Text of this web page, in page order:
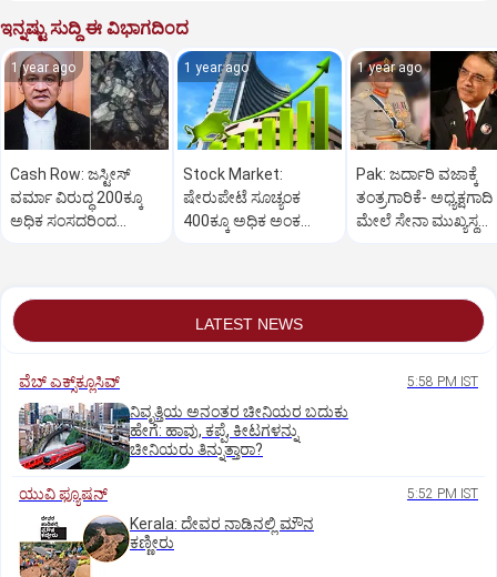
ಇನ್ನಷ್ಟು ಸುದ್ದಿ ಈ ವಿಭಾಗದಿಂದ
1 year ago
Cash Row: ಜಸ್ಟೀಸ್‌
ವರ್ಮಾ ವಿರುದ್ಧ 200ಕ್ಕೂ
ಅಧಿಕ ಸಂಸದರಿಂದ
1 year ago
Stock Market:
ಷೇರುಪೇಟೆ ಸೂಚ್ಯಂಕ
400ಕ್ಕೂ ಅಧಿಕ ಅಂಕ
1 year ago
Pak: ಜರ್ದಾರಿ ವಜಾಕ್ಕೆ
ತಂತ್ರಗಾರಿಕೆ- ಅಧ್ಯಕ್ಷಗಾದಿ
ಮೇಲೆ ಸೇನಾ ಮುಖ್ಯಸ್ಥ
LATEST NEWS
ವೆಬ್ ಎಕ್ಸ್‌ಕ್ಲೂಸಿವ್ 5:58 PM IST
ನಿವೃತ್ತಿಯ ಅನಂತರ ಚೀನಿಯರ ಬದುಕು
ಹೇಗೆ: ಹಾವು, ಕಪ್ಪೆ, ಕೀಟಗಳನ್ನು
ಚೀನಿಯರು ತಿನ್ನುತ್ತಾರಾ?
ಯುವಿ ಫ್ಯೂಷನ್ 5:52 PM IST
Kerala: ದೇವರ ನಾಡಿನಲ್ಲಿ ಮೌನ
ಕಣ್ಣೀರು